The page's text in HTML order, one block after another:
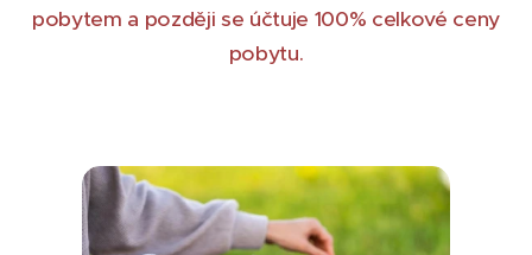
pobytem a později se účtuje 100% celkové ceny
pobytu.